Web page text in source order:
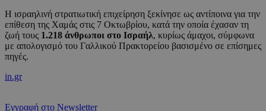
Η ισραηλινή στρατιωτική επιχείρηση ξεκίνησε ως αντίποινα για την
επίθεση της Χαμάς στις 7 Οκτωβρίου, κατά την οποία έχασαν τη
ζωή τους 1.218 άνθρωποι στο Ισραήλ, κυρίως άμαχοι, σύμφωνα
με απολογισμό του Γαλλικού Πρακτορείου βασισμένο σε επίσημες
πηγές.
in.gr
Εγγραφή στο Newsletter